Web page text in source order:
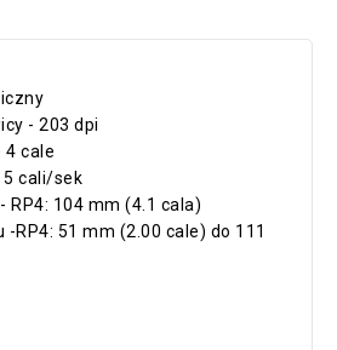
- 203 dpi
4 cale
5 cali/sek
RP4: 104 mm (4.1 cala)
-RP4: 51 mm (2.00 cale) do 111